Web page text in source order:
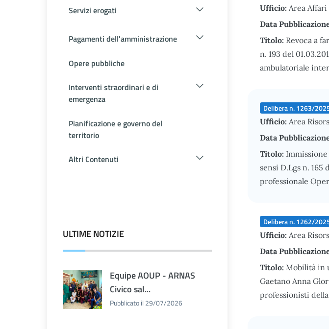
Servizi erogati
Pagamenti dell'amministrazione
Opere pubbliche
Interventi straordinari e di
emergenza
Pianificazione e governo del
territorio
Altri Contenuti
ULTIME NOTIZIE
Equipe AOUP - ARNAS
Civico sal...
Pubblicato il 29/07/2026
Ufficio: Area
Data
Titolo: Revoca a
n. 193 del
ambulatoriale
Delibera n. 1263/
Ufficio: Area
Data
Titolo:
sensi D.Lgs n.
professionale
Delibera n. 1262/
Ufficio: Area
Data
Titolo: Mobilità in
Gaetano Anna
professionisti